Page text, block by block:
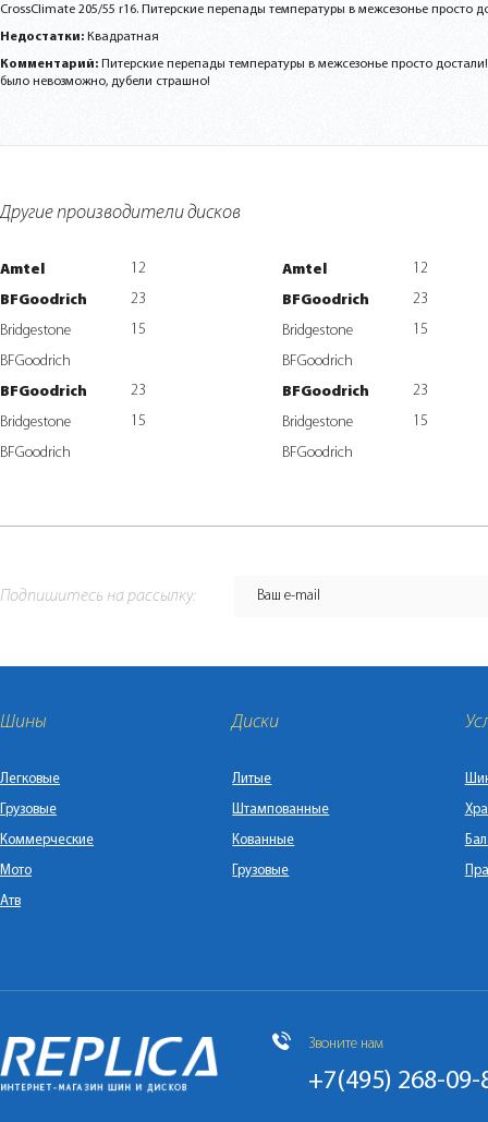
CrossClimate 205/55 r16. Питерские перепады температуры в межсезонье просто
Недостатки: Квадратная
Комментарий: Питерские перепады температуры в межсезонье просто
было невозможно, дубели страшно!
Другие производители дисков
Amtel
12
BFGoodrich
23
Bridgestone
15
BFGoodrich
BFGoodrich
23
Bridgestone
15
BFGoodrich
Amtel
12
BFGoodrich
23
Bridgestone
15
BFGoodrich
BFGoodrich
23
Bridgestone
15
BFGoodrich
Подпишитесь на рассылку:
Шины
Легковые
Грузовые
Коммерческие
Мото
Атв
Диски
Литые
Штампованные
Кованные
Грузовые
Звоните нам
+7(495) 268-09-